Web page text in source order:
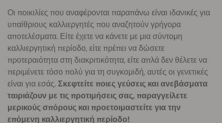
Οι ποικιλίες που αναφέρονται παραπάνω είναι ιδανικές για
υπαίθριους καλλιεργητές που αναζητούν γρήγορα
αποτελέσματα. Είτε έχετε να κάνετε με μια σύντομη
καλλιεργητική περίοδο, είτε πρέπει να δώσετε
προτεραιότητα στη διακριτικότητα, είτε απλά δεν θέλετε να
περιμένετε τόσο πολύ για τη συγκομιδή, αυτές οι γενετικές
είναι για εσάς.Σκεφτείτε ποιες γεύσεις και ανεβάσματα
ταιριάζουν με τις προτιμήσεις σας, παραγγείλετε
μερικούς σπόρους και προετοιμαστείτε για την
επόμενη καλλιεργητική περίοδο!